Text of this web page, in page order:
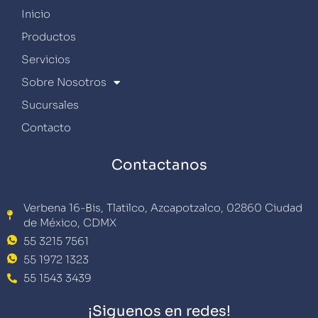
Inicio
Productos
Servicios
Sobre Nosotros
Sucursales
Contacto
Contactanos
Verbena 16-Bis, Tlatilco, Azcapotzalco, 02860 Ciudad
de México, CDMX
55 3215 7561
55 1972 1323
55 1543 3439
¡Siguenos en redes!